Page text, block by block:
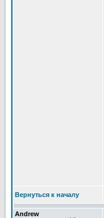
Вернуться к началу
Andrew